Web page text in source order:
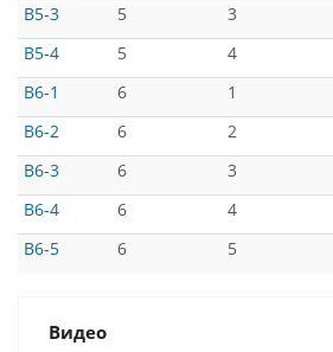
B5-3
5 3
B5-4
5 4
B6-1
6 1
B6-2
6 2
B6-3
6 3
B6-4
6 4
B6-5
6 5
Видео